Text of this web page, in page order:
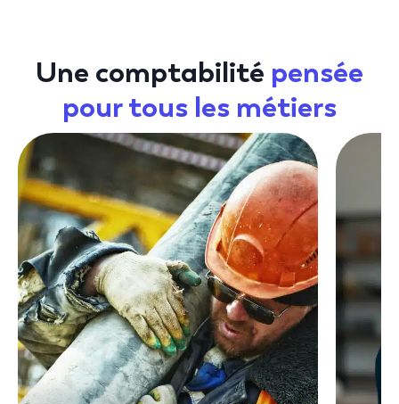
Une comptabilité pensée
pourtous les métiers